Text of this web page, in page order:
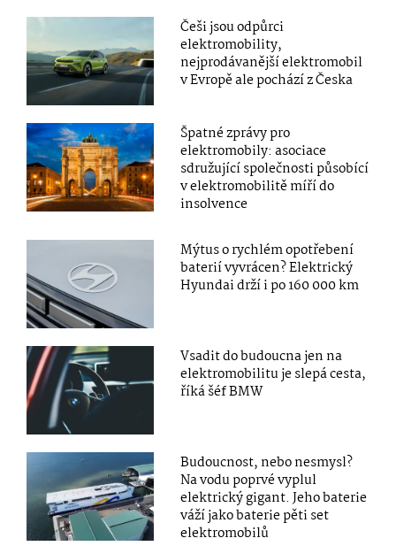
Češi jsou odpůrci
elektromobility,
nejprodávanější elektromobil
v Evropě ale pochází z Česka
Špatné zprávy pro
elektromobily: asociace
sdružující společnosti působící
v elektromobilitě míří do
insolvence
Mýtus o rychlém opotřebení
baterií vyvrácen? Elektrický
Hyundai drží i po 160 000 km
Vsadit do budoucna jen na
elektromobilitu je slepá cesta,
říká šéf BMW
Budoucnost, nebo nesmysl?
Na vodu poprvé vyplul
elektrický gigant. Jeho baterie
váží jako baterie pěti set
elektromobilů